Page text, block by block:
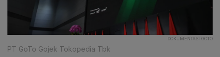
DOKUMENTASI GOTO
PT GoTo Gojek Tokopedia Tbk